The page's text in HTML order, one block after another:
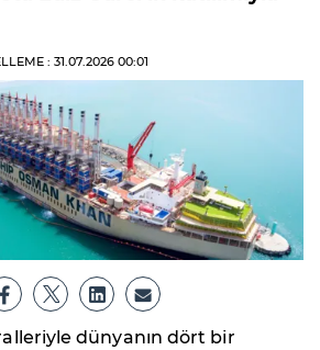
: 31.07.2026 00:01
dünyanın dört bir